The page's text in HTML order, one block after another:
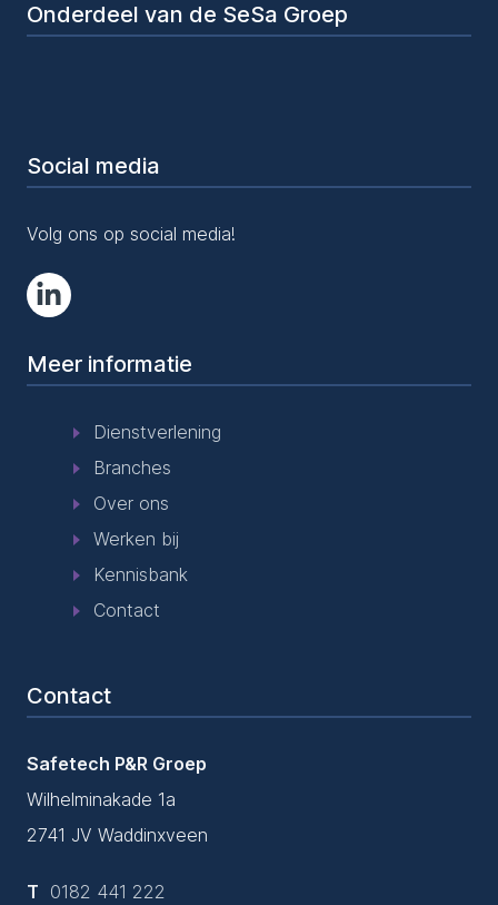
Onderdeel van de SeSa Groep
Social media
Volg ons op social media!
Meer informatie
Dienstverlening
Branches
Over ons
Werken bij
Kennisbank
Contact
Contact
Safetech P&R Groep
Wilhelminakade 1a
2741 JV Waddinxveen
T 0182 441 222